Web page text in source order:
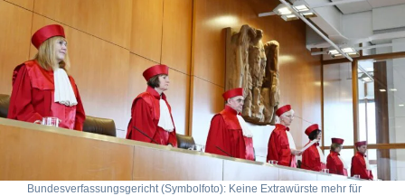
Bundesverfassungsgericht (Symbolfoto): Keine Extrawürste mehr für